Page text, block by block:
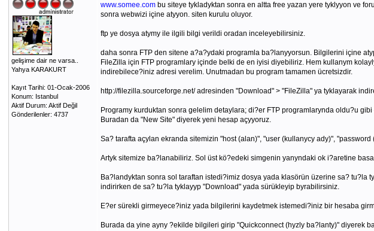
gelişime dair ne varsa..
Yahya KARAKURT
Kayıt Tarihi: 01-Ocak-2006
Konum: Istanbul
Aktif Durum: Aktif Değil
Gönderilenler: 4737
www.somee.combu siteye tykladyktan sonra en altta free yazan yere tyklyyon ve
sonra webwizi içine atyyon. siten kurulu oluyor.
ftp ye dosya atymy ile ilgili bilgi verildi oradan inceleyebilirsiniz.
daha sonra FTP den sitene a?a?ydaki programla ba?lanyyorsun. Bilgilerini içine
FileZilla için FTP programlary içinde belki de en iyisi diyebiliriz. Hem kullanym
indirebilece?iniz adresi verelim. Unutmadan bu program tamamen ücretsizdir.
http://filezilla.sourceforge.net/ adresinden "Download" > "FileZilla" ya tyklayarak
Programy kurduktan sonra gelelim detaylara; di?er FTP programlarynda oldu?u
Buradan da "New Site" diyerek yeni hesap açyyoruz.
Sa? tarafta açylan ekranda sitemizin "host (alan)", "user (kullanycy ady)",
Artyk sitemize ba?lanabiliriz. Sol üst kö?edeki simgenin yanyndaki ok i?aretine
Ba?landyktan sonra sol taraftan istedi?imiz dosya yada klasörün üzerine sa?
indirirken de sa? tu?la tyklayyp "Download" yada sürükleyip byrabilirsiniz.
E?er sürekli girmeyece?iniz yada bilgilerini kaydetmek istemedi?iniz bir hesaba
Burada da yine ayny ?ekilde bilgileri girip "Quickconnect (hyzly ba?lanty)" diyerek